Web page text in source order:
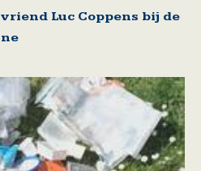
Luc Coppens bij de